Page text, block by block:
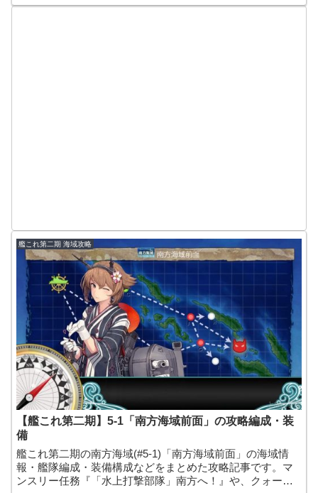
艦これ第二期 海域攻略
【艦これ第二期】5-1「南方海域前面」の攻略編成・装
備
艦これ第二期の南方海域(#5-1)「南方海域前面」の海域情
報・艦隊編成・装備構成などをまとめた攻略記事です。マ
ンスリー任務『「水上打撃部隊」南方へ！』や、クォータ